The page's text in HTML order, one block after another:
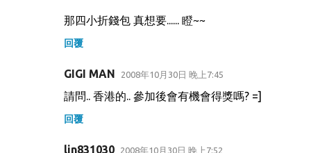
那四小折錢包 真想要...... 瞪~~
回覆
GIGI MAN 2008年10月30日 晚上7:45
請問.. 香港的.. 參加後會有機會得獎嗎? =]
回覆
lin831030 2008年10月30日 晚上7:52